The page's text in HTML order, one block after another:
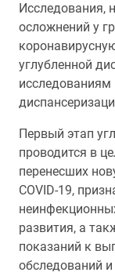
Исследования,
осложнений у
углубленной
Первый этап
проводится в
перенесших
COVID-19,
развития, а
показаний к
обследований